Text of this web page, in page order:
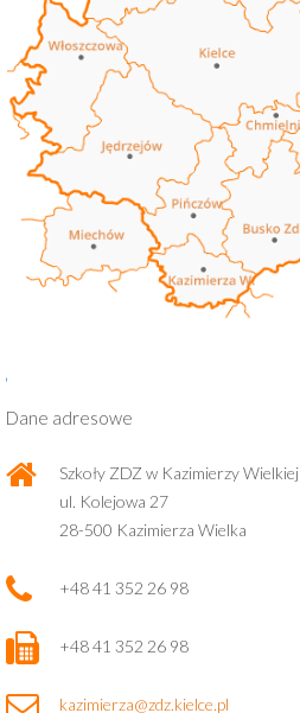
Dane adresowe
Szkoły ZDZ w Kazimierzy Wielkiej
ul. Kolejowa 27
28-500 Kazimierza Wielka
+48 41 352 26 98
+48 41 352 26 98
kazimierza@zdz.kielce.pl